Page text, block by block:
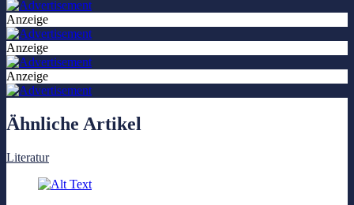
Anzeige
Anzeige
Anzeige
Ähnliche Artikel
Literatur